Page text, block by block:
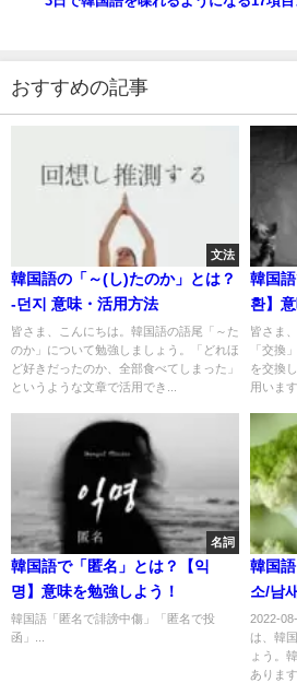
おすすめの記事
文法
韓国語の「～(し)たのか」とは？
-던지 意味・活用方法
皆さま、こんにちは。韓国語の語尾「～た
のか」について勉強しましょう。「どれほ
ど好きだったのか、全部食べてしまった」
というような文章で活用でき...
韓国
환】
皆さま
「交換
を交換
用いま
名詞
韓国語で「匿名」とは？【익
명】意味を勉強しよう！
韓国語「匿名で誹謗中傷」「匿名で投
函」...
韓国
소/남
2022-
は、韓
ょう。
ありま